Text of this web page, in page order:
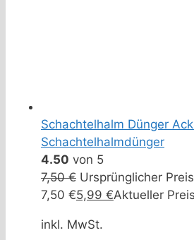
Schachtelhalm Dünger
Schachtelhalmdünger
4.50 von 5
7,50€ Ursprünglicher
7,50 €5,99 €Aktueller
inkl. MwSt.